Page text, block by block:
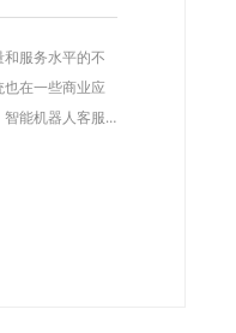
服务水平的不
在一些商业应
能机器人客服
呢?